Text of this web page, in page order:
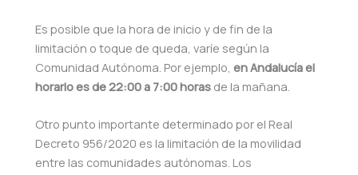
Es posible que la hora de inicio y de fin de la
limitación o toque de queda, varíe según la
Comunidad Autónoma. Por ejemplo, en Andalucía el
horario es de 22:00 a 7:00 horas de la mañana.
Otro punto importante determinado por el Real
Decreto 956/2020 es la limitación de la movilidad
entre las comunidades autónomas. Los